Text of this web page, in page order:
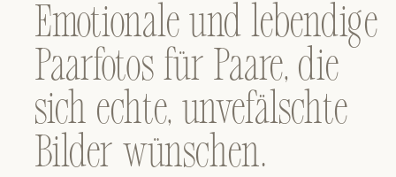
Emotionale und lebendige
Paarfotos für Paare, die
sich echte, unvefälschte
Bilder wünschen.